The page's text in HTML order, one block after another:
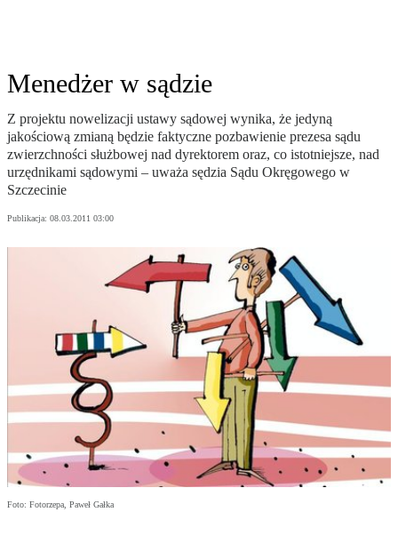
Menedżer w sądzie
Z projektu nowelizacji ustawy sądowej wynika, że jedyną
jakościową zmianą będzie faktyczne pozbawienie prezesa sądu
zwierzchności służbowej nad dyrektorem oraz, co istotniejsze, nad
urzędnikami sądowymi – uważa sędzia Sądu Okręgowego w
Szczecinie
Publikacja: 08.03.2011 03:00
Foto: Fotorzepa, Paweł Gałka